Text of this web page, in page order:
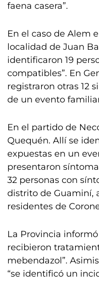
faena casera”.
En el caso de Alem
localidad de Juan
identificaron 19
compatibles”. En
registraron otras 12
de un evento
En el partido de
Quequén. Allí se
expuestas en un
presentaron
32 personas con
distrito de Guaminí,
residentes de
La Provincia
recibieron
mebendazol”.
“se identificó un